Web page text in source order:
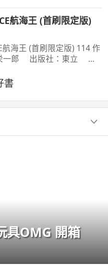
天都進步1%，一年後，你
；每天都退步1%，一年
到趨近於0！你的
航海王 (首刷限定版)
航海王 (首刷限定版) 114 作
一郎 出版社：東立 出
中的「諸神峽谷事件」，其
將揭曉！席捲號稱最可怕海
斯海賊團
書
開箱